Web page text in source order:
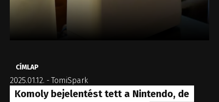
CÍMLAP
2025.01.12. -TomiSpark
Komoly bejelentést tett a Nintendo, de